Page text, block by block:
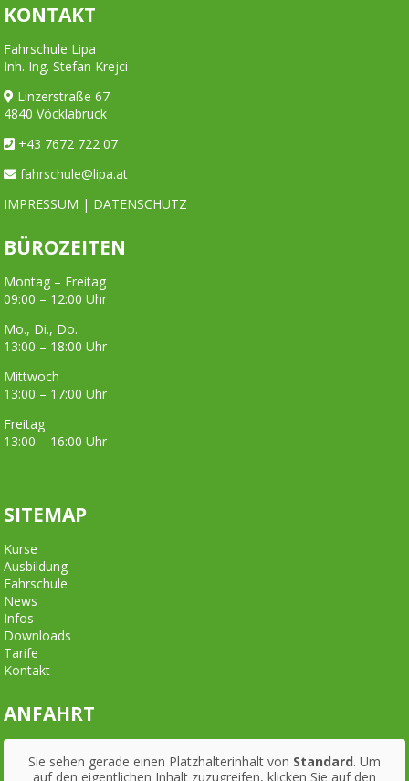
KONTAKT
Fahrschule Lipa
Inh. Ing. Stefan Krejci
Linzerstraße 67
4840 Vöcklabruck
+43 7672 722 07
fahrschule@lipa.at
IMPRESSUM | DATENSCHUTZ
BÜROZEITEN
Montag – Freitag
09:00 – 12:00 Uhr
Mo., Di., Do.
13:00 – 18:00 Uhr
Mittwoch
13:00 – 17:00 Uhr
Freitag
13:00 – 16:00 Uhr
SITEMAP
Kurse
Ausbildung
Fahrschule
News
Infos
Downloads
Tarife
Kontakt
ANFAHRT
Sie sehen gerade einen Platzhalterinhalt von Standard. Um
auf den eigentlichen Inhalt zuzugreifen, klicken Sie auf den